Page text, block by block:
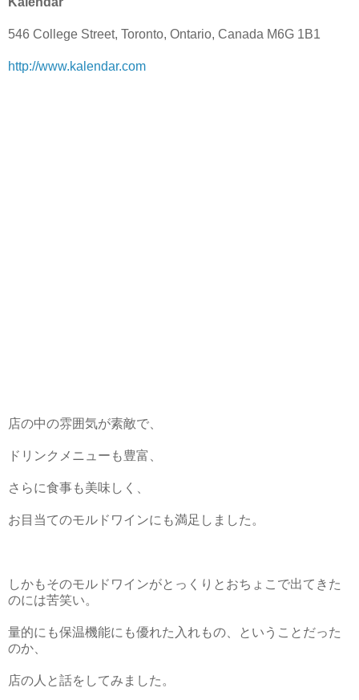
546 College Street, Toronto, Ontario, Canada M6G 1B1
http://www.kalendar.com
店の中の雰囲気が素敵で、
ドリンクメニューも豊富、
さらに食事も美味しく、
お目当てのモルドワインにも満足しました。
しかもそのモルドワインがとっくりとおちょこで出てきた
のには苦笑い。
量的にも保温機能にも優れた入れもの、ということだった
のか、
店の人と話をしてみました。